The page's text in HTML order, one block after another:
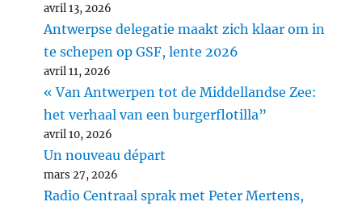
avril 13, 2026
Antwerpse delegatie maakt zich klaar om in
te schepen op GSF, lente 2026
avril 11, 2026
« Van Antwerpen tot de Middellandse Zee:
het verhaal van een burgerflotilla”
avril 10, 2026
Un nouveau départ
mars 27, 2026
Radio Centraal sprak met Peter Mertens,